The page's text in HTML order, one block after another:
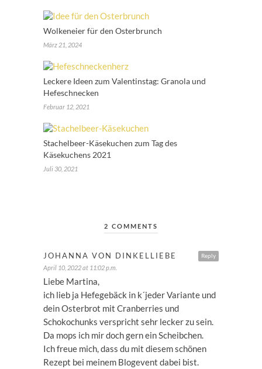
Wolkeneier für den Osterbrunch
März 21, 2024
Leckere Ideen zum Valentinstag: Granola und
Hefeschnecken
Februar 12, 2021
Stachelbeer-Käsekuchen zum Tag des
Käsekuchens 2021
Juli 30, 2021
2 COMMENTS
Reply
JOHANNA VON DINKELLIEBE
April 10, 2022 at 11:02 p.m.
Liebe Martina,
ich lieb ja Hefegebäck in k´jeder Variante und
dein Osterbrot mit Cranberries und
Schokochunks verspricht sehr lecker zu sein.
Da mops ich mir doch gern ein Scheibchen.
Ich freue mich, dass du mit diesem schönen
Rezept bei meinem Blogevent dabei bist.